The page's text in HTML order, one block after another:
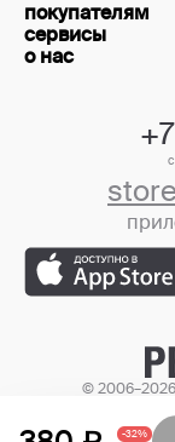
-32%
покупателям
сервисы
о нас
©